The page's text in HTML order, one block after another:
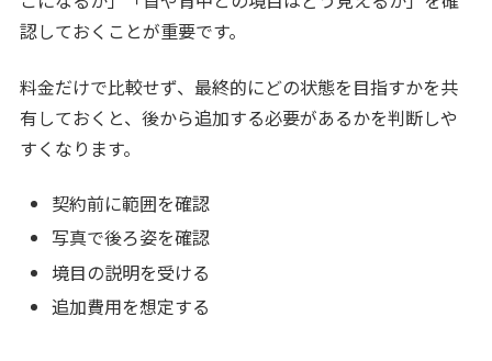
認しておくことが重要です。
料金だけで比較せず、最終的にどの状態を目指すかを共
有しておくと、後から追加する必要があるかを判断しや
すくなります。
契約前に範囲を確認
写真で後ろ姿を確認
境目の説明を受ける
追加費用を想定する